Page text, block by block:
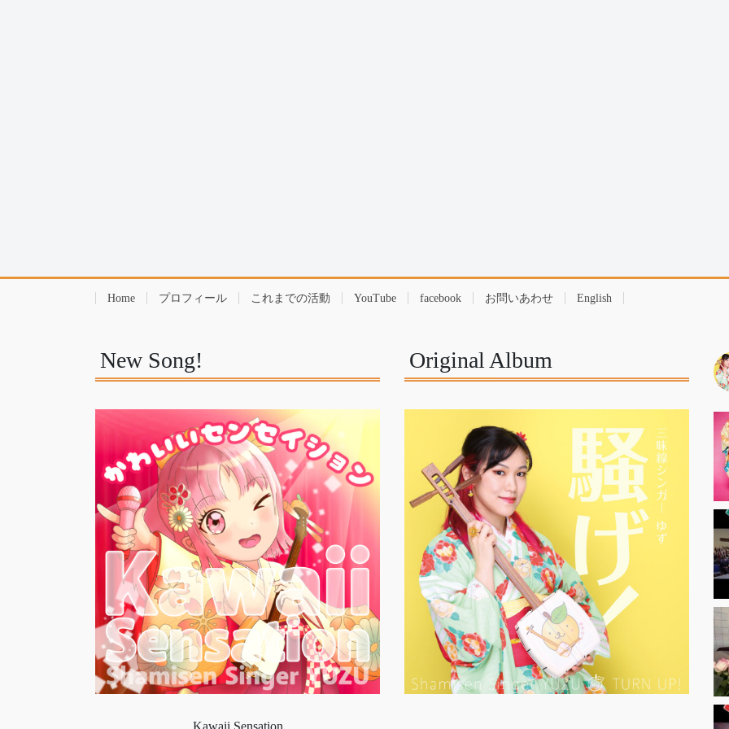
Home プロフィール これまでの活動 YouTube facebook お問いあわせ English
New Song!
Kawaii Sensation
Original Album